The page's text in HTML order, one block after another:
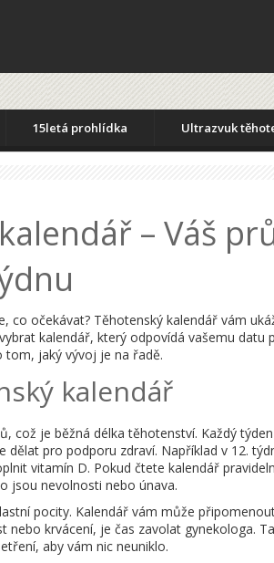
15letá prohlídka Ultrazvuk
– Váš
co očekávat? Těhotenský kalendář vám
kalendář, který odpovídá vašemu datu
tom, jaký vývoj je na řadě.
kalendář
což je běžná délka těhotenství. Každý
dělat pro podporu zdraví. Například v 12.
vitamín D. Pokud čtete kalendář
jsou nevolnosti nebo únava.
pocity. Kalendář vám může
nebo krvácení, je čas zavolat gynekologa.
aby vám nic neuniklo.